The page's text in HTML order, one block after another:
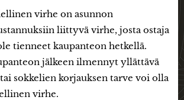
virhe on asunnon
liittyvä virhe, josta ostaja
tienneet kaupanteon hetkellä.
jälkeen ilmennyt yllättävä
sokkelien korjauksen tarve voi olla
virhe.